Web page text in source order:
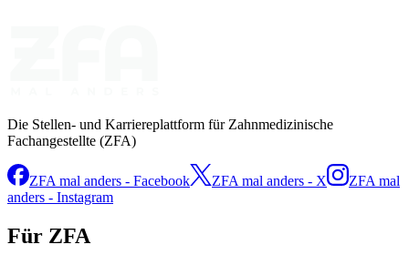
Die Stellen- und Karriereplattform für Zahnmedizinische
Fachangestellte (ZFA)
ZFA mal anders - Facebook ZFA mal anders - X
ZFA mal
anders - Instagram
Für ZFA